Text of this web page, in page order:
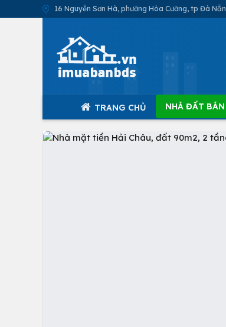
16 Nguyễn Sơn Hà, phường Hòa Cường, tp Đà
TRANG CHỦ NHÀ ĐẤT BÁN